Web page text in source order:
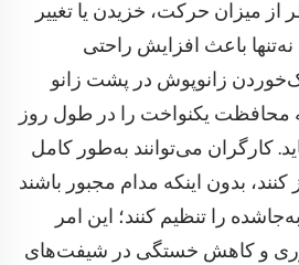
میزان حرکت، خزیدن یا تغییر
باعث افزایش راحتی
زانوپوش در پشت زانو
محافظت یکنواخت را در طول روز
کارگران می‌توانند به‌طور کامل
بدون اینکه مدام مجبور باشند
را تنظیم کنند؛ این امر
و کاهش خستگی در شیفت‌های